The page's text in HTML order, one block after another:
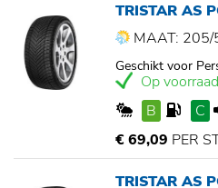
TRISTAR AS
MAAT:
Geschikt voor
Op voorraad
B
C
€ 69,09 PER
TRISTAR AS